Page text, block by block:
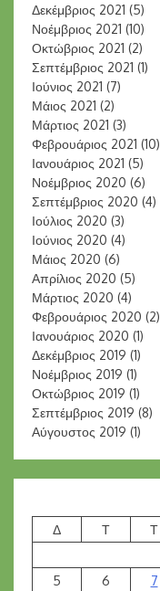
Δεκέμβριος 2021 (5)
Νοέμβριος 2021 (10)
Οκτώβριος 2021 (2)
Σεπτέμβριος 2021 (1)
Ιούνιος 2021 (7)
Μάιος 2021 (2)
Μάρτιος 2021 (3)
Φεβρουάριος 2021 (10)
Ιανουάριος 2021 (5)
Νοέμβριος 2020 (6)
Σεπτέμβριος 2020 (4)
Ιούλιος 2020 (3)
Ιούνιος 2020 (4)
Μάιος 2020 (6)
Απρίλιος 2020 (5)
Μάρτιος 2020 (4)
Φεβρουάριος 2020 (2)
Ιανουάριος 2020 (1)
Δεκέμβριος 2019 (1)
Νοέμβριος 2019 (1)
Οκτώβριος 2019 (1)
Σεπτέμβριος 2019 (8)
Αύγουστος 2019 (1)
Δ
Τ Τ
5
6 7